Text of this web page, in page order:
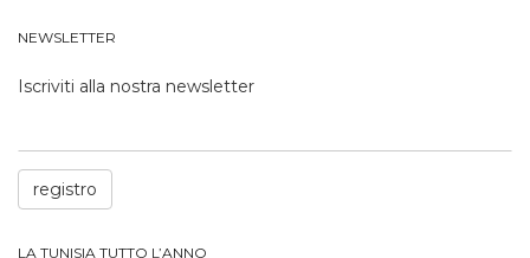
NEWSLETTER
Iscriviti alla nostra newsletter
registro
LA TUNISIA TUTTO L’ANNO